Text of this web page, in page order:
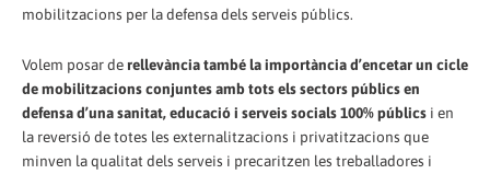
mobilitzacions per la defensa dels serveis públics.
Volem posar derellevància també la importància d’encetar un cicle
de mobilitzacions conjuntes amb tots els sectors públics en
defensa d’una sanitat, educació i serveis socials 100% públics i en
la reversió de totes les externalitzacions i privatitzacions que
minven la qualitat dels serveis i precaritzen les treballadores i